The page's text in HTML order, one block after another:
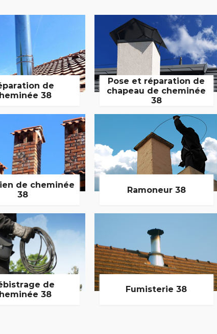
de
38
Pose et réparation de
chapeau de cheminée
38
de cheminée
38
Ramoneur 38
de
38
Fumisterie 38